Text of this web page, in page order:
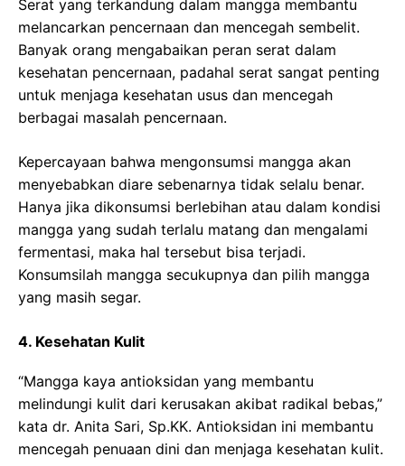
Serat yang terkandung dalam mangga membantu
melancarkan pencernaan dan mencegah sembelit.
Banyak orang mengabaikan peran serat dalam
kesehatan pencernaan, padahal serat sangat penting
untuk menjaga kesehatan usus dan mencegah
berbagai masalah pencernaan.
Kepercayaan bahwa mengonsumsi mangga akan
menyebabkan diare sebenarnya tidak selalu benar.
Hanya jika dikonsumsi berlebihan atau dalam kondisi
mangga yang sudah terlalu matang dan mengalami
fermentasi, maka hal tersebut bisa terjadi.
Konsumsilah mangga secukupnya dan pilih mangga
yang masih segar.
4. Kesehatan Kulit
“Mangga kaya antioksidan yang membantu
melindungi kulit dari kerusakan akibat radikal bebas,”
kata dr. Anita Sari, Sp.KK. Antioksidan ini membantu
mencegah penuaan dini dan menjaga kesehatan kulit.